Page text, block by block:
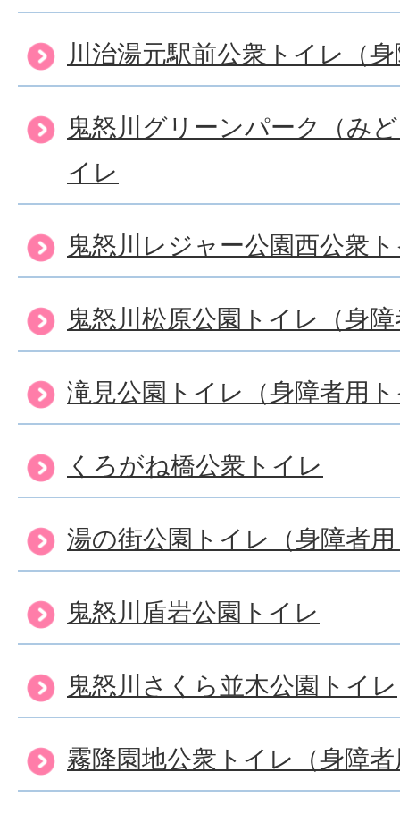
川治湯元駅前公衆トイレ（
鬼怒川グリーンパーク（み
イレ
鬼怒川レジャー公園西公衆
鬼怒川松原公園トイレ（身
滝見公園トイレ（身障者用
くろがね橋公衆トイレ
湯の街公園トイレ（身障者
鬼怒川盾岩公園トイレ
鬼怒川さくら並木公園トイレ
霧降園地公衆トイレ（身障